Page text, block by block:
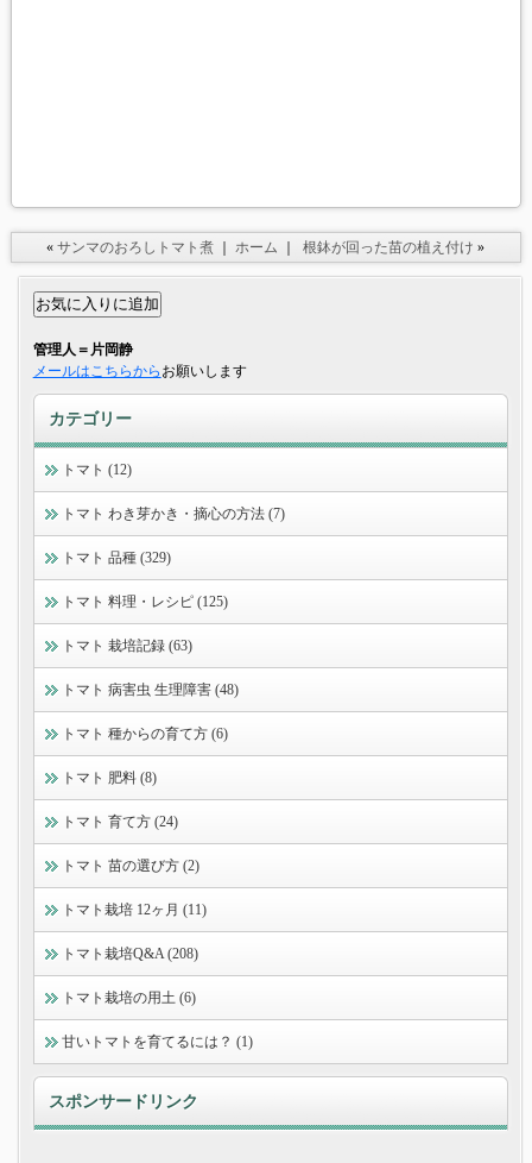
«サンマのおろしトマト煮 ｜ ホーム ｜根鉢が回った苗の植え付け »
管理人＝片岡静
メールはこちらから お願いします
カテゴリー
トマト (12)
トマト わき芽かき・摘心の方法 (7)
トマト 品種 (329)
トマト 料理・レシピ (125)
トマト 栽培記録 (63)
トマト 病害虫 生理障害 (48)
トマト 種からの育て方 (6)
トマト 肥料 (8)
トマト 育て方 (24)
トマト 苗の選び方 (2)
トマト栽培 12ヶ月 (11)
トマト栽培Q&A (208)
トマト栽培の用土 (6)
甘いトマトを育てるには？ (1)
スポンサードリンク